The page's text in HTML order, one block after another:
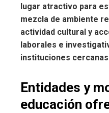
lugar atractivo para
mezcla de ambiente
actividad cultural y
laborales e
instituciones
Entidades y
educación